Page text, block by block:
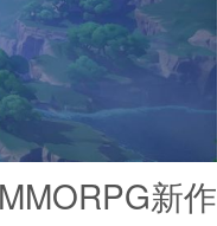
新作